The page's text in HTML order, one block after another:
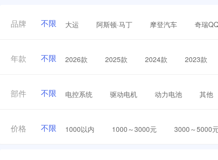
品牌 不限 大运 阿斯顿·马丁 摩登汽车 奇瑞
年款 不限 2026款 2025款 2024款 2023款
部件 不限 电控系统 驱动电机 动力电池 其他
价格 不限 1000以内 1000～3000元 3000～5000